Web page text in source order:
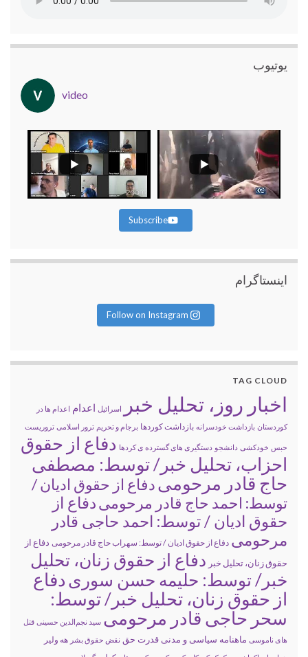
یوتیوب
video
Subscribe
اینستاگرام
Follow on Instagram
TAG CLOUD
اخبار روز، تحلیل خبر اسرائیل اعدام اعدام ها در
کوردستان بازداشت خودسرانه بازداشت کوردها برجام و تحریم ترور اسلامی تروریست
حبس خودکشی دانشجو دستگیری های گسترده ی کردها دفاع از حقوق
احزاب، تحلیل خبر/ توسط: مصطفی
حاج قادر مرحومیدفاع از حقوق ادیان /
توسط: احمد حاج قادر مرحومیدفاع از
حقوق ادیان / توسط: احمد حاجی قادر
مرحومی دفاع از حقوق ادیان / توسط: سهراب حاج قادر مرحومی دفاع از
حقوق زنان، تحلیل خبر دفاع از حقوق زنان، تحلیل
خبر/ توسط: حلیمه حسن سوری دفاع
از حقوق زنان، تحلیل خبر/ توسط:
سحر حاجی قادر مرحومی سید نجم‌الدین حسینی قتل
های ناموسی ماهنامه سیاسی و مدنی قدرت حق نقض حقوق بشر هه ولیر